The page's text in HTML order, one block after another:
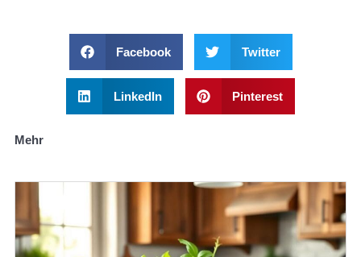
Facebook Twitter
LinkedIn Pinterest
Mehr